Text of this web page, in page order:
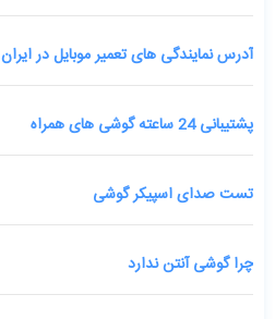
آدرس نمایندگی های تعمیر موبایل در ایران
پشتیبانی 24 ساعته گوشی های همراه
تست صدای اسپیکر گوشی
چرا گوشی آنتن ندارد